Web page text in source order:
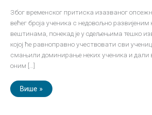
Због временског притиска изазваног
већег броја ученика с недовољно
вештинама, понекад је у одељењима тешко
којој ће равноправно учествовати сви
смањили доминирање неких ученика и дали
оним […]
Више »